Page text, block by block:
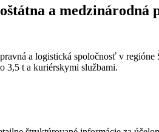
a medzinárodná
a logistická spoločnosť v
3,5 t a kuriérskymi službami.